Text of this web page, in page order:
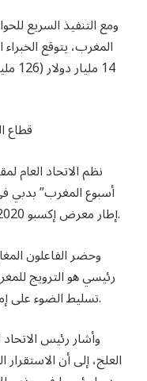
ومع التنفيذ السريع
المغرب، يتوقع
14
قطاع
نظم الاتحاد العام
إطار معرض إكسبو 2020 دبي، الذي يمتد من 10 إلى 16 أكتوبر.
وحضر الفاعلون
رئيسي هو الترويج
تسليط الضوء على إمكانات المملكة كمركز عالمي للاستثمار.
وأشار رئيس
العلج، إلى أن